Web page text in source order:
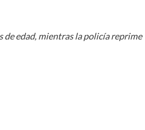
de edad, mientras la policía reprime